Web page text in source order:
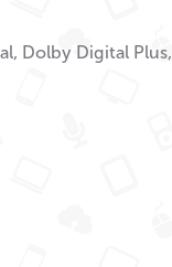
Dolby Digital Plus,